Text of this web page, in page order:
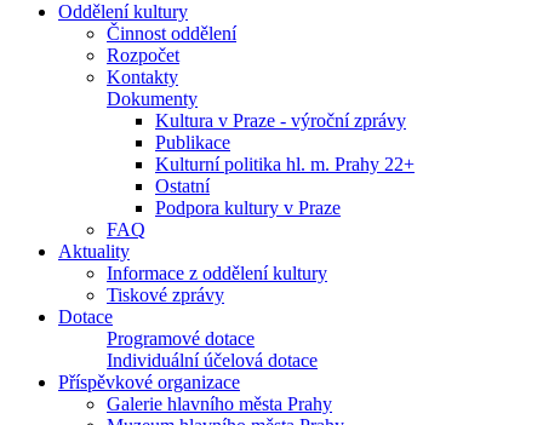
Oddělení kultury
Činnost oddělení
Rozpočet
Kontakty
Dokumenty
Kultura v Praze - výroční zprávy
Publikace
Kulturní politika hl. m. Prahy 22+
Ostatní
Podpora kultury v Praze
FAQ
Aktuality
Informace z oddělení kultury
Tiskové zprávy
Dotace
Programové dotace
Individuální účelová dotace
Příspěvkové organizace
Galerie hlavního města Prahy